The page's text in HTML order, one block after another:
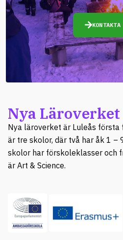
KONTAKTA
Nya Läroverket
Nya läroverket är Luleås första
är tre skolor, där två har åk 1 –
skolor har förskoleklasser och
är Art & Science.